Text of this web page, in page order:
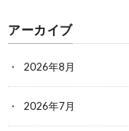
アーカイブ
2026年8月
2026年7月